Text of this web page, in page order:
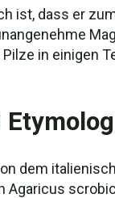
ist, dass er
in einigen
dem